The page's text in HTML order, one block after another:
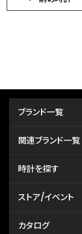
ブランド一覧
関連ブランド一覧
時計を探す
ストア/イベント
カタログ